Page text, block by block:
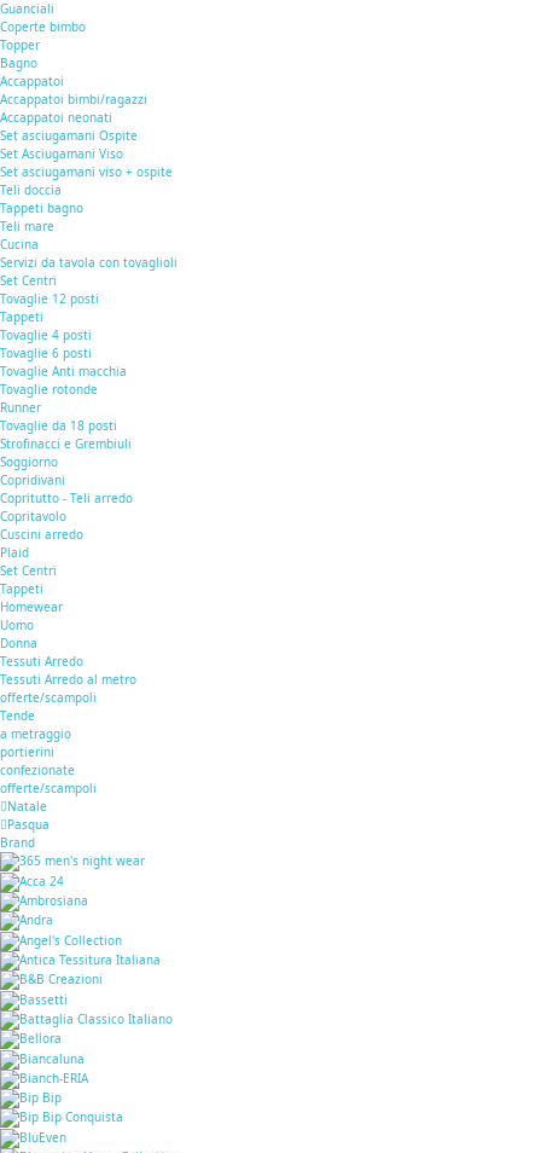
Guanciali
Coperte bimbo
Topper
Bagno
Accappatoi
Accappatoi bimbi/ragazzi
Accappatoi neonati
Set asciugamani Ospite
Set Asciugamani Viso
Set asciugamani viso + ospite
Teli doccia
Tappeti bagno
Teli mare
Cucina
Servizi da tavola con tovaglioli
Set Centri
Tovaglie 12 posti
Tappeti
Tovaglie 4 posti
Tovaglie 6 posti
Tovaglie Anti macchia
Tovaglie rotonde
Runner
Tovaglie da 18 posti
Strofinacci e Grembiuli
Soggiorno
Copridivani
Copritutto - Teli arredo
Copritavolo
Cuscini arredo
Plaid
Set Centri
Tappeti
Homewear
Uomo
Donna
Tessuti Arredo
Tessuti Arredo al metro
offerte/scampoli
Tende
a metraggio
portierini
confezionate
offerte/scampoli
Natale
Pasqua
Brand